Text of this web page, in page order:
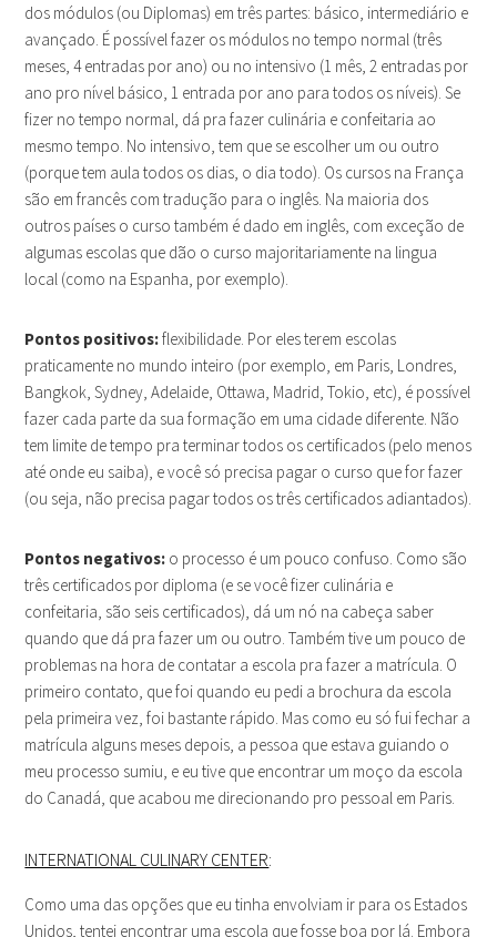
dos módulos (ou Diplomas) em três partes: básico, intermediário e
avançado. É possível fazer os módulos no tempo normal (três
meses, 4 entradas por ano) ou no intensivo (1 mês, 2 entradas por
ano pro nível básico, 1 entrada por ano para todos os níveis). Se
fizer no tempo normal, dá pra fazer culinária e confeitaria ao
mesmo tempo. No intensivo, tem que se escolher um ou outro
(porque tem aula todos os dias, o dia todo). Os cursos na França
são em francês com tradução para o inglês. Na maioria dos
outros países o curso também é dado em inglês, com exceção de
algumas escolas que dão o curso majoritariamente na lingua
local (como na Espanha, por exemplo).
Pontos positivos:flexibilidade. Por eles terem escolas
praticamente no mundo inteiro (por exemplo, em Paris, Londres,
Bangkok, Sydney, Adelaide, Ottawa, Madrid, Tokio, etc), é possível
fazer cada parte da sua formação em uma cidade diferente. Não
tem limite de tempo pra terminar todos os certificados (pelo menos
até onde eu saiba), e você só precisa pagar o curso que for fazer
(ou seja, não precisa pagar todos os três certificados adiantados).
Pontos negativos: o processo é um pouco confuso. Como são
três certificados por diploma (e se você fizer culinária e
confeitaria, são seis certificados), dá um nó na cabeça saber
quando que dá pra fazer um ou outro. Também tive um pouco de
problemas na hora de contatar a escola pra fazer a matrícula. O
primeiro contato, que foi quando eu pedi a brochura da escola
pela primeira vez, foi bastante rápido. Mas como eu só fui fechar a
matrícula alguns meses depois, a pessoa que estava guiando o
meu processo sumiu, e eu tive que encontrar um moço da escola
do Canadá, que acabou me direcionando pro pessoal em Paris.
INTERNATIONAL CULINARY CENTER:
Como uma das opções que eu tinha envolviam ir para os Estados
Unidos, tentei encontrar uma escola que fosse boa por lá. Embora